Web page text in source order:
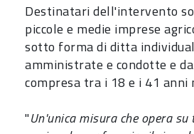
Destinatari dell'intervento
piccole e medie imprese
sotto forma di ditta
amministrate e condotte e
compresa tra i 18 e i 41 anni
"Un'unica misura che opera